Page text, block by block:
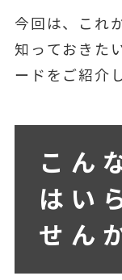
今回は、これ
知っておきた
ードをご紹介
こん
はい
せん